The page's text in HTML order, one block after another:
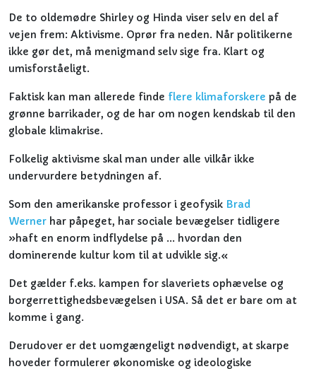
De to oldemødre Shirley og Hinda viser selv en del af
vejen frem: Aktivisme. Oprør fra neden. Når politikerne
ikke gør det, må menigmand selv sige fra. Klart og
umisforståeligt.
Faktisk kan man allerede finde flere klimaforskere på de
grønne barrikader, og de har om nogen kendskab til den
globale klimakrise.
Folkelig aktivisme skal man under alle vilkår ikke
undervurdere betydningen af.
Som den amerikanske professor i geofysik Brad
Werner har påpeget, har sociale bevægelser tidligere
»haft en enorm indflydelse på ... hvordan den
dominerende kultur kom til at udvikle sig.«
Det gælder f.eks. kampen for slaveriets ophævelse og
borgerrettighedsbevægelsen i USA. Så det er bare om at
komme i gang.
Derudover er det uomgængeligt nødvendigt, at skarpe
hoveder formulerer økonomiske og ideologiske